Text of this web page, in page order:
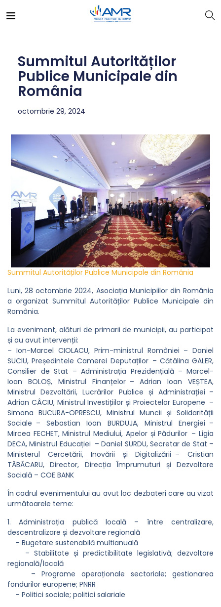
Summitul Autorităților
Publice Municipale din
România
octombrie 29, 2024
Summitul Autorităților Publice Municipale din România
Luni, 28 octombrie 2024, Asociația Municipiilor din România
a organizat Summitul Autorităților Publice Municipale din
România.
La eveniment, alături de primarii de municipii, au participat
și au avut intervenții:
– Ion-Marcel CIOLACU, Prim-ministrul României – Daniel
SUCIU, Președintele Camerei Deputaților – Cătălina GALER,
Consilier de Stat – Administrația Prezidențială – Marcel-
Ioan BOLOȘ, Ministrul Finanțelor – Adrian Ioan VEȘTEA,
Ministrul Dezvoltării, Lucrărilor Publice și Administrației –
Adrian CÂCIU, Ministrul Investițiilor și Proiectelor Europene –
Simona BUCURA-OPRESCU, Ministrul Muncii și Solidarității
Sociale – Sebastian Ioan BURDUJA, Ministrul Energiei –
Mircea FECHET, Ministrul Mediului, Apelor și Pădurilor – Ligia
DECA, Ministrul Educației – Daniel SURDU, Secretar de Stat –
Ministerul Cercetării, Inovării și Digitalizării – Cristian
TĂBĂCARU, Director, Direcția Împrumuturi și Dezvoltare
Socială – COE BANK
În cadrul evenimentului au avut loc dezbateri care au vizat
următoarele teme:
1. Administrația publică locală – între centralizare,
descentralizare și dezvoltare regională
– Bugetare sustenabilă multianuală
– Stabilitate și predictibilitate legislativă; dezvoltare
regională/locală
– Programe operaționale sectoriale; gestionarea
fondurilor europene; PNRR
– Politici sociale; politici salariale